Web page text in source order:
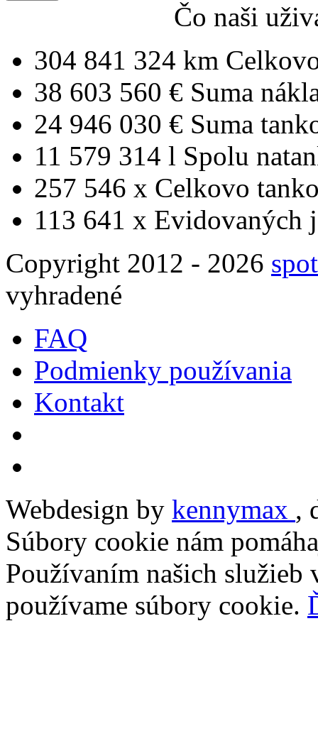
Čo naši
304 841 324 km
38 603 560 € Suma
24 946 030 € Suma
11 579 314 l Spolu
257 546 x Celkovo
113 641 x Evidovaných
Copyright 2012 - 2026
vyhradené
FAQ
Podmienky používania
Kontakt
Webdesign by kennymax ,
Súbory cookie nám
Používaním našich služieb
používame súbory cookie.